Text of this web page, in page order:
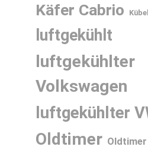
Käfer Cabrio
luftgekühlt
luftgekühlter
Volkswagen
luftgekühlter
Oldtimer